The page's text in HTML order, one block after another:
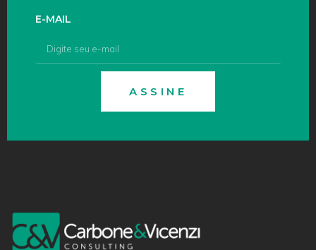
E-MAIL
ASSINE